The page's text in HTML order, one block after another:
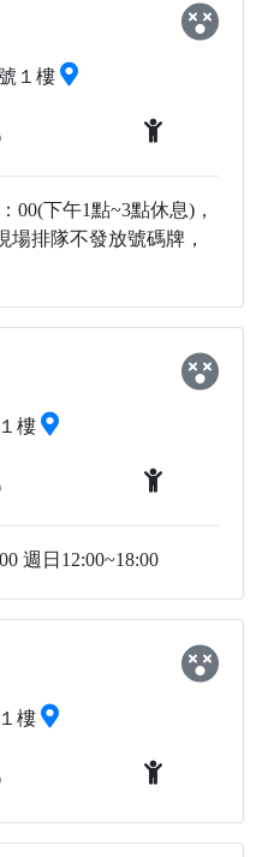
１樓
00(下午1點~3點休息)，
場排隊不發放號碼牌，
樓
週日12:00~18:00
樓